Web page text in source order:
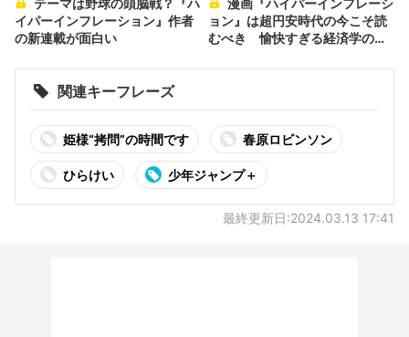
イパーインフレーション』作者
の新連載が面白い
ョン』は超円安時代の今こそ読
むべき 愉快すぎる経済学の入
関連キーフレーズ
姫様“拷問”の時間です 春原ロビンソン
ひらけい 少年ジャンプ＋
最終更新日:2024.03.13 17:41